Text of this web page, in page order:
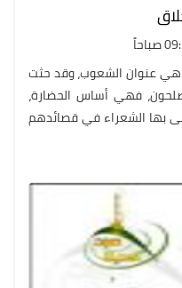
هي عنوان الشعوب، وقد حثت
فهي أساس الحضارة،
بها الشعراء في قصائدهم